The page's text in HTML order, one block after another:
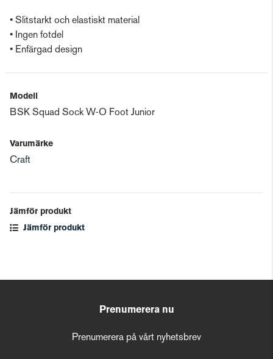
• Slitstarkt och elastiskt material
• Ingen fotdel
• Enfärgad design
Modell
BSK Squad Sock W-O Foot Junior
Varumärke
Craft
Jämför produkt
Jämför produkt
Prenumerera nu
Prenumerera på vårt nyhetsbrev